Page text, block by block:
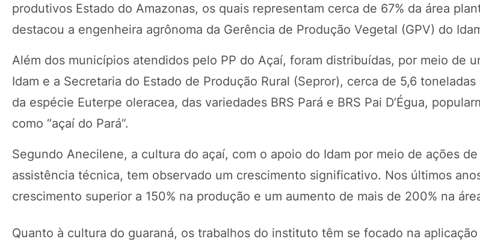
produtivos Estado do Amazonas, os quais representam cerca de 67% da área
destacou a engenheira agrônoma da Gerência de Produção Vegetal (GPV) do
Além dos municípios atendidos pelo PP do Açaí, foram distribuídas, por meio de
Idam e a Secretaria do Estado de Produção Rural (Sepror), cerca de 5,6
da espécie Euterpe oleracea, das variedades BRS Pará e BRS Pai D’Égua,
como “açaí do Pará”.
Segundo Anecilene, a cultura do açaí, com o apoio do Idam por meio de ações
assistência técnica, tem observado um crescimento significativo. Nos últimos
crescimento superior a 150% na produção e um aumento de mais de 200% na
Quanto à cultura do guaraná, os trabalhos do instituto têm se focado na